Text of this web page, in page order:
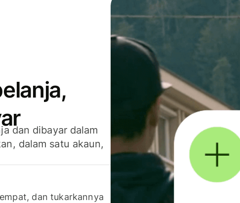
dan dibayar dalam
dalam satu akaun,
dan tukarkannya